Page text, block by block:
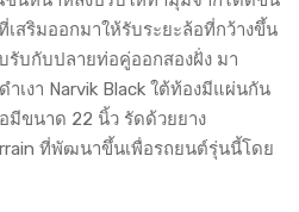
สริมออกมาให้รับระยะล้อที่กว้างขึ้น
บกับปลายท่อคู่ออกสองฝั่ง มา
เงา Narvik Black ใต้ท้องมีแผ่นกัน
มีขนาด 22 นิ้ว รัดด้วยยาง
ที่พัฒนาขึ้นเพื่อรถยนต์รุ่นนี้โดย